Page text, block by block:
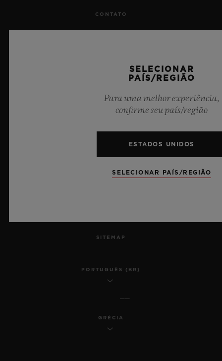
CONTATO
AVISO LEGAL E TERMOS DE USO
SITEMAP
PORTUGUÊS (BR)
GRÉCIA
SELECIONAR
PAÍS/REGIÃO
Para uma melhor experiência,
confirme seu país/região
ESTADOS UNIDOS
SELECIONAR PAÍS/REGIÃO